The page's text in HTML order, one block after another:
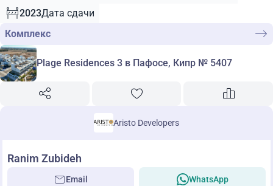
2023Дата сдачи
Комплекс
Plage Residences 3 в Пафосе, Кипр № 5407
Aristo Developers
Ranim Zubideh
Email WhatsApp